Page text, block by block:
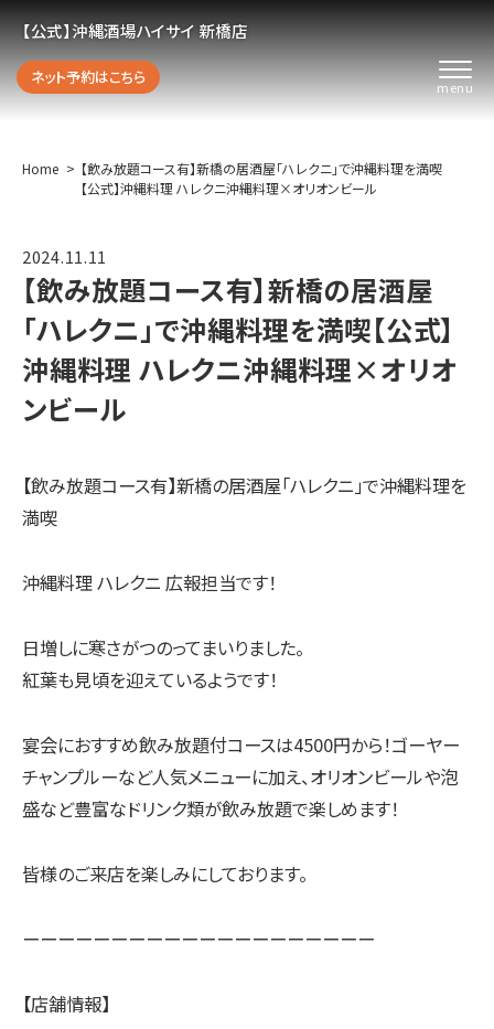
【公式】沖縄酒場ハイサイ 新橋店
ネット予約はこちら
Home
【飲み放題コース有】新橋の居酒屋「ハレクニ」で沖縄料理を満喫
【公式】沖縄料理 ハレクニ沖縄料理×オリオンビール
2024.11.11
【飲み放題コース有】新橋の居酒屋
「ハレクニ」で沖縄料理を満喫【公式】
沖縄料理 ハレクニ沖縄料理×オリオ
ンビール
【飲み放題コース有】新橋の居酒屋「ハレクニ」で沖縄料理を
満喫
沖縄料理 ハレクニ 広報担当です！
日増しに寒さがつのってまいりました。
紅葉も見頃を迎えているようです！
宴会におすすめ飲み放題付コースは4500円から！ゴーヤー
チャンプルーなど人気メニューに加え、オリオンビールや泡
盛など豊富なドリンク類が飲み放題で楽しめます！
皆様のご来店を楽しみにしております。
ーーーーーーーーーーーーーーーーーーーー
【店舗情報】